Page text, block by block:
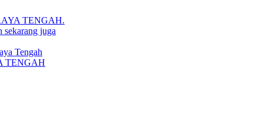
TENGAH.
juga
Tengah
TENGAH